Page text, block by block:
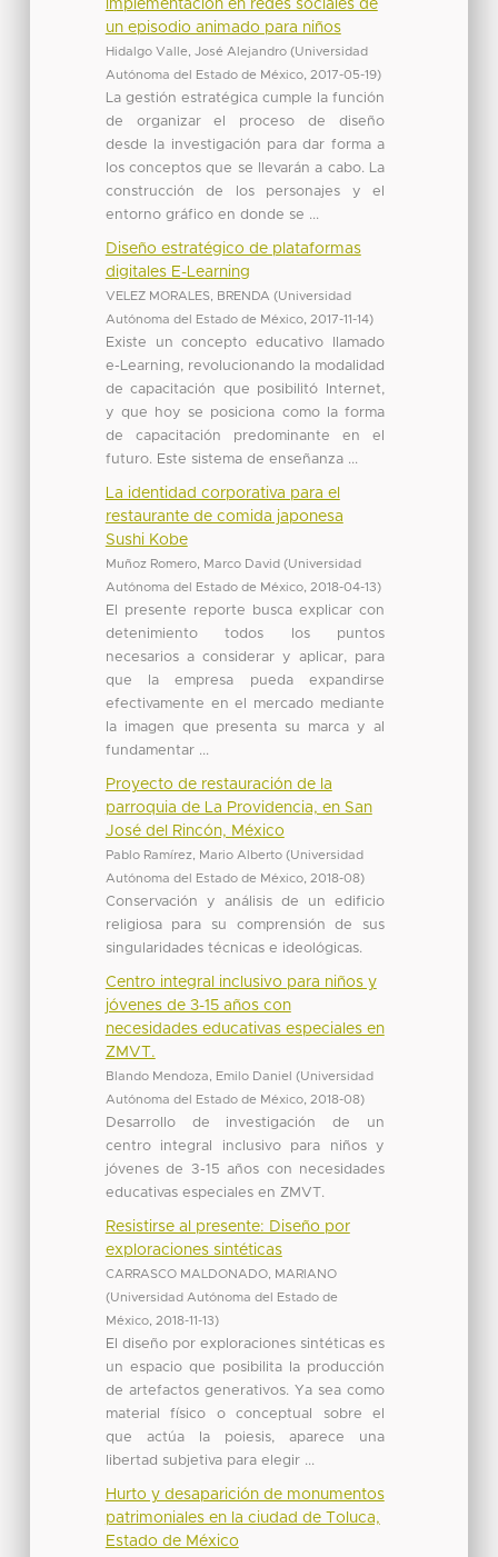
implementación en redes sociales de
un episodio animado para niños
Hidalgo Valle, José Alejandro (Universidad
Autónoma del Estado de México, 2017-05-19)
La gestión estratégica cumple la función
de organizar el proceso de diseño
desde la investigación para dar forma a
los conceptos que se llevarán a cabo. La
construcción de los personajes y el
entorno gráfico en donde se ...
Diseño estratégico de plataformas
digitales E-Learning
VELEZ MORALES, BRENDA (Universidad
Autónoma del Estado de México, 2017-11-14)
Existe un concepto educativo llamado
e-Learning, revolucionando la modalidad
de capacitación que posibilitó Internet,
y que hoy se posiciona como la forma
de capacitación predominante en el
futuro. Este sistema de enseñanza ...
La identidad corporativa para el
restaurante de comida japonesa
Sushi Kobe
Muñoz Romero, Marco David (Universidad
Autónoma del Estado de México, 2018-04-13)
El presente reporte busca explicar con
detenimiento todos los puntos
necesarios a considerar y aplicar, para
que la empresa pueda expandirse
efectivamente en el mercado mediante
la imagen que presenta su marca y al
fundamentar ...
Proyecto de restauración de la
parroquia de La Providencia, en San
José del Rincón, México
Pablo Ramírez, Mario Alberto (Universidad
Autónoma del Estado de México, 2018-08)
Conservación y análisis de un edificio
religiosa para su comprensión de sus
singularidades técnicas e ideológicas.
Centro integral inclusivo para niños y
jóvenes de 3-15 años con
necesidades educativas especiales en
ZMVT.
Blando Mendoza, Emilo Daniel (Universidad
Autónoma del Estado de México, 2018-08)
Desarrollo de investigación de un
centro integral inclusivo para niños y
jóvenes de 3-15 años con necesidades
educativas especiales en ZMVT.
Resistirse al presente: Diseño por
exploraciones sintéticas
CARRASCO MALDONADO, MARIANO
(Universidad Autónoma del Estado de
México, 2018-11-13)
El diseño por exploraciones sintéticas es
un espacio que posibilita la producción
de artefactos generativos. Ya sea como
material físico o conceptual sobre el
que actúa la poiesis, aparece una
libertad subjetiva para elegir ...
Hurto y desaparición de monumentos
patrimoniales en la ciudad de Toluca,
Estado de México